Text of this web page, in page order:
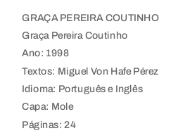
GRAÇA PEREIRA COUTINHO
Graça Pereira Coutinho
Ano: 1998
Textos: Miguel Von Hafe Pérez
Idioma: Português e Inglês
Capa: Mole
Páginas: 24